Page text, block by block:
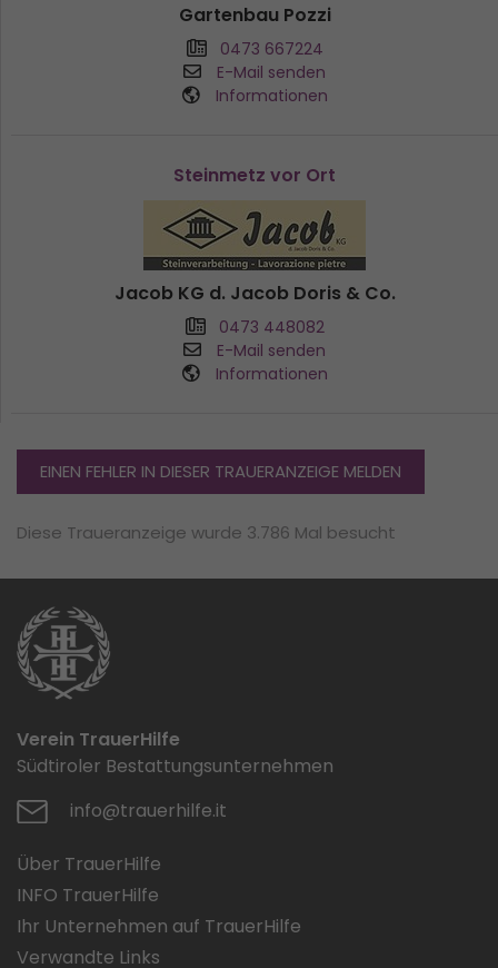
Gartenbau Pozzi
0473 667224
E-Mail senden
Informationen
Steinmetz vor Ort
Jacob KG d. Jacob Doris & Co.
0473 448082
E-Mail senden
Informationen
EINEN FEHLER IN DIESER TRAUERANZEIGE MELDEN
Diese Traueranzeige wurde 3.786 Mal besucht
Verein TrauerHilfe
Südtiroler Bestattungsunternehmen
info@trauerhilfe.it
Über TrauerHilfe
INFO TrauerHilfe
Ihr Unternehmen auf TrauerHilfe
Verwandte Links